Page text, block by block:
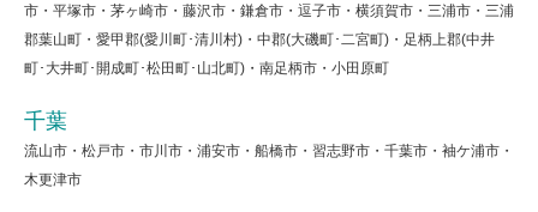
市・平塚市・茅ヶ崎市・藤沢市・鎌倉市・逗子市・横須賀市・三浦市・三浦
郡葉山町・愛甲郡(愛川町･清川村)・中郡(大磯町･二宮町)・足柄上郡(中井
町･大井町･開成町･松田町･山北町)・南足柄市・小田原町
千葉
流山市・松戸市・市川市・浦安市・船橋市・習志野市・千葉市・袖ケ浦市・
木更津市